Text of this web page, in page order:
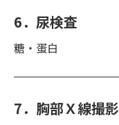
6．尿検査
糖・蛋白
7．胸部Ｘ線撮影